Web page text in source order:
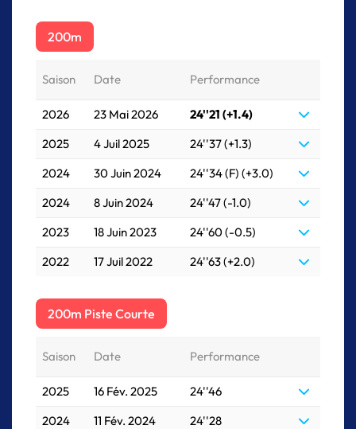
200m
Saison Date Performance
2026 23 Mai 2026
24''21 (+1.4)
2025
4 Juil 2025
24''37 (+1.3)
2024
30 Juin 2024
24''34 (F) (+3.0)
2024
8 Juin 2024
24''47 (-1.0)
2023
18 Juin 2023
24''60 (-0.5)
2022
17 Juil 2022 24''63 (+2.0)
200m Piste Courte
Saison Date Performance
2025 16 Fév. 2025
24''46
2024
11 Fév. 2024
24''28